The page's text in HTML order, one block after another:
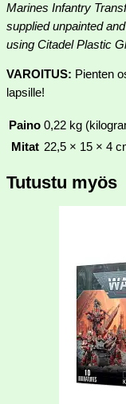
Marines Infantry
supplied unpainted
using Citadel Plastic
VAROITUS: Pienten
lapsille!
Paino 0,22 kg
Mitat 22,5 × 15 × 4
Tutustu myös